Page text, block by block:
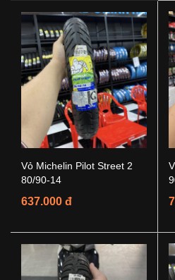
Vỏ Michelin Pilot Street 2
80/90-14
637.000 đ